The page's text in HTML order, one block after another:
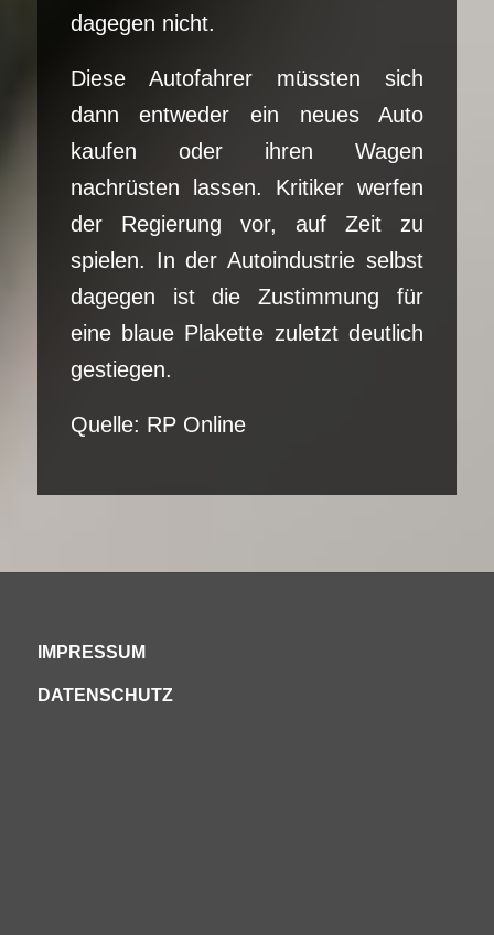
dagegen nicht.
Diese Autofahrer müssten sich
dann entweder ein neues Auto
kaufen oder ihren Wagen
nachrüsten lassen. Kritiker werfen
der Regierung vor, auf Zeit zu
spielen. In der Autoindustrie selbst
dagegen ist die Zustimmung für
eine blaue Plakette zuletzt deutlich
gestiegen.
Quelle: RP Online
IMPRESSUM
DATENSCHUTZ